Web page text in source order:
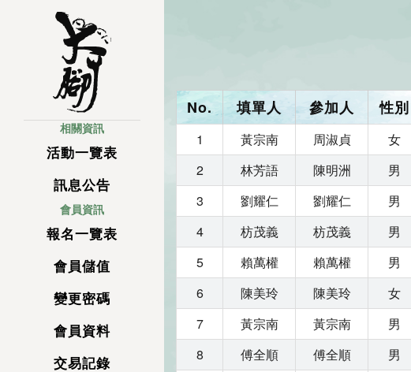
相關資訊
活動一覽表
訊息公告
會員資訊
報名一覽表
會員儲值
變更密碼
會員資料
交易記錄
No. 填單人 參加人 性別
1 黃宗南 周淑貞 女
2
林芳語 陳明洲 男
3
劉耀仁 劉耀仁 男
4
枋茂義 枋茂義 男
5
賴萬權 賴萬權 男
6
陳美玲 陳美玲 女
7
黃宗南 黃宗南 男
8
傅全順 傅全順 男